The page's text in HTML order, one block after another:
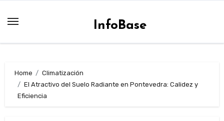
InfoBase
Home
Climatización
El Atractivo del Suelo Radiante en Pontevedra: Calidez y
Eficiencia